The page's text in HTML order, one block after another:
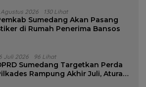
Agustus 2026 130 Lihat
Sumedang Akan Pasang
di Rumah Penerima Bansos
Juli 2026 96 Lihat
Sumedang Targetkan Perda
Rampung Akhir Juli, Aturan